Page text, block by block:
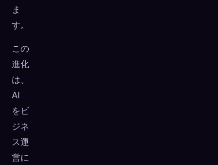
ま
す。
この
進化
は、
AI
をビ
ジネ
ス運
営に